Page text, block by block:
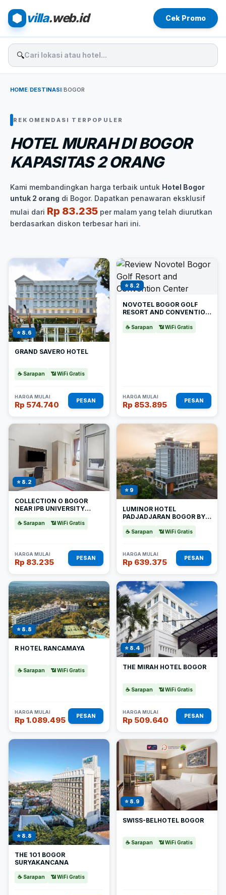
villa.web.id Cek Promo
🔍
HOME/DESTINASI/BOGOR
REKOMENDASI TERPOPULER
HOTEL MURAH DI BOGOR
KAPASITAS 2 ORANG
Kami membandingkan harga terbaik untuk Hotel Bogor
untuk 2 orang di Bogor. Dapatkan penawaran eksklusif
mulai dari Rp 83.235 per malam yang telah diurutkan
berdasarkan diskon terbesar hari ini.
⭐ 8.6
GRAND SAVERO HOTEL
☕ Sarapan 📶 WiFi Gratis
HARGA MULAI
Rp 574.740 PESAN
⭐ 8.2
NOVOTEL BOGOR GOLF
RESORT AND CONVENTION
☕ Sarapan 📶 WiFi Gratis
HARGA MULAI
Rp 853.895 PESAN
⭐ 8.2
COLLECTION O BOGOR
NEAR IPB UNIVERSITY
☕ Sarapan 📶 WiFi Gratis
HARGA MULAI
Rp 83.235 PESAN
⭐ 9
LUMINOR HOTEL
PADJADJARAN BOGOR BY
☕ Sarapan 📶 WiFi Gratis
HARGA MULAI
Rp 639.375 PESAN
⭐ 8.8
R HOTEL RANCAMAYA
☕ Sarapan 📶 WiFi Gratis
HARGA MULAI
Rp 1.089.495 PESAN
⭐ 8.4
THE MIRAH HOTEL BOGOR
☕ Sarapan 📶 WiFi Gratis
HARGA MULAI
Rp 509.640 PESAN
⭐ 8.8
THE 1O1 BOGOR
SURYAKANCANA
☕ Sarapan 📶 WiFi Gratis
⭐ 8.9
SWISS-BELHOTEL BOGOR
☕ Sarapan 📶 WiFi Gratis